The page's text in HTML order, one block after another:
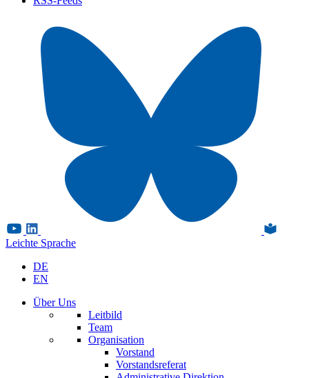
Leichte Sprache
DE
EN
Über Uns
Leitbild
Team
Organisation
Vorstand
Vorstandsreferat